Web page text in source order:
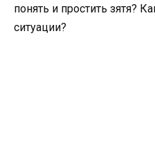
понять и простить зятя?
ситуации?